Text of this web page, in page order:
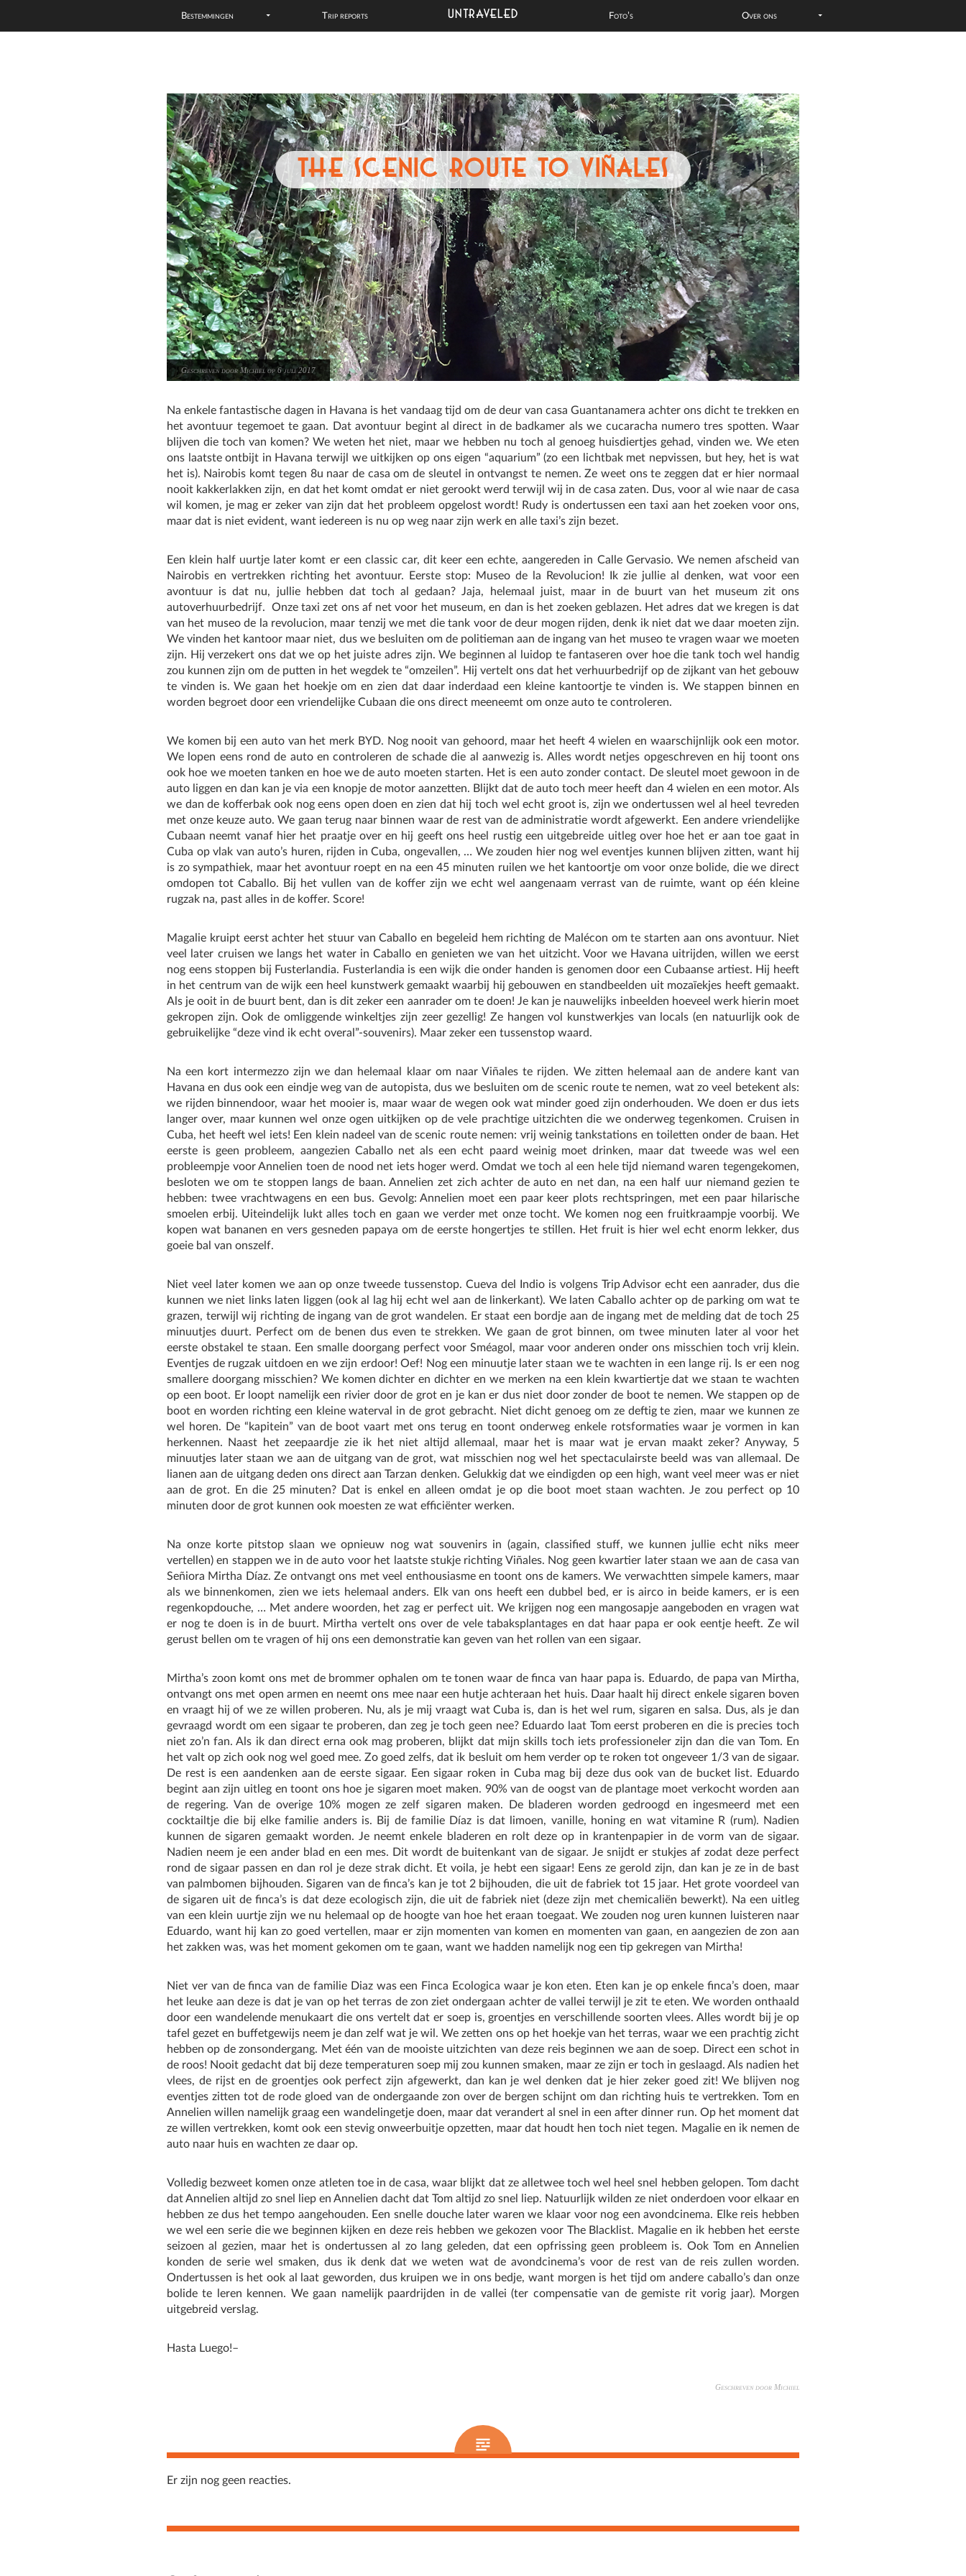
Bestemmingen Trip reports UNTRAVELED Foto’s Over ons
The scenic route to Viñales
Geschreven door Michiel op 6 juli 2017
Na enkele fantastische dagen in Havana is het vandaag tijd om de deur van casa Guantanamera achter ons dicht te trekken en
het avontuur tegemoet te gaan. Dat avontuur begint al direct in de badkamer als we cucaracha numero tres spotten. Waar
blijven die toch van komen? We weten het niet, maar we hebben nu toch al genoeg huisdiertjes gehad, vinden we. We eten
ons laatste ontbijt in Havana terwijl we uitkijken op ons eigen “aquarium” (zo een lichtbak met nepvissen, but hey, het is wat
het is). Nairobis komt tegen 8u naar de casa om de sleutel in ontvangst te nemen. Ze weet ons te zeggen dat er hier normaal
nooit kakkerlakken zijn, en dat het komt omdat er niet gerookt werd terwijl wij in de casa zaten. Dus, voor al wie naar de casa
wil komen, je mag er zeker van zijn dat het probleem opgelost wordt! Rudy is ondertussen een taxi aan het zoeken voor ons,
maar dat is niet evident, want iedereen is nu op weg naar zijn werk en alle taxi’s zijn bezet.
Een klein half uurtje later komt er een classic car, dit keer een echte, aangereden in Calle Gervasio. We nemen afscheid van
Nairobis en vertrekken richting het avontuur. Eerste stop: Museo de la Revolucion! Ik zie jullie al denken, wat voor een
avontuur is dat nu, jullie hebben dat toch al gedaan? Jaja, helemaal juist, maar in de buurt van het museum zit ons
autoverhuurbedrijf. Onze taxi zet ons af net voor het museum, en dan is het zoeken geblazen. Het adres dat we kregen is dat
van het museo de la revolucion, maar tenzij we met die tank voor de deur mogen rijden, denk ik niet dat we daar moeten zijn.
We vinden het kantoor maar niet, dus we besluiten om de politieman aan de ingang van het museo te vragen waar we moeten
zijn. Hij verzekert ons dat we op het juiste adres zijn. We beginnen al luidop te fantaseren over hoe die tank toch wel handig
zou kunnen zijn om de putten in het wegdek te “omzeilen”. Hij vertelt ons dat het verhuurbedrijf op de zijkant van het gebouw
te vinden is. We gaan het hoekje om en zien dat daar inderdaad een kleine kantoortje te vinden is. We stappen binnen en
worden begroet door een vriendelijke Cubaan die ons direct meeneemt om onze auto te controleren.
We komen bij een auto van het merk BYD. Nog nooit van gehoord, maar het heeft 4 wielen en waarschijnlijk ook een motor.
We lopen eens rond de auto en controleren de schade die al aanwezig is. Alles wordt netjes opgeschreven en hij toont ons
ook hoe we moeten tanken en hoe we de auto moeten starten. Het is een auto zonder contact. De sleutel moet gewoon in de
auto liggen en dan kan je via een knopje de motor aanzetten. Blijkt dat de auto toch meer heeft dan 4 wielen en een motor. Als
we dan de kofferbak ook nog eens open doen en zien dat hij toch wel echt groot is, zijn we ondertussen wel al heel tevreden
met onze keuze auto. We gaan terug naar binnen waar de rest van de administratie wordt afgewerkt. Een andere vriendelijke
Cubaan neemt vanaf hier het praatje over en hij geeft ons heel rustig een uitgebreide uitleg over hoe het er aan toe gaat in
Cuba op vlak van auto’s huren, rijden in Cuba, ongevallen, … We zouden hier nog wel eventjes kunnen blijven zitten, want hij
is zo sympathiek, maar het avontuur roept en na een 45 minuten ruilen we het kantoortje om voor onze bolide, die we direct
omdopen tot Caballo. Bij het vullen van de koffer zijn we echt wel aangenaam verrast van de ruimte, want op één kleine
rugzak na, past alles in de koffer. Score!
Magalie kruipt eerst achter het stuur van Caballo en begeleid hem richting de Malécon om te starten aan ons avontuur. Niet
veel later cruisen we langs het water in Caballo en genieten we van het uitzicht. Voor we Havana uitrijden, willen we eerst
nog eens stoppen bij Fusterlandia. Fusterlandia is een wijk die onder handen is genomen door een Cubaanse artiest. Hij heeft
in het centrum van de wijk een heel kunstwerk gemaakt waarbij hij gebouwen en standbeelden uit mozaïekjes heeft gemaakt.
Als je ooit in de buurt bent, dan is dit zeker een aanrader om te doen! Je kan je nauwelijks inbeelden hoeveel werk hierin moet
gekropen zijn. Ook de omliggende winkeltjes zijn zeer gezellig! Ze hangen vol kunstwerkjes van locals (en natuurlijk ook de
gebruikelijke “deze vind ik echt overal”-souvenirs). Maar zeker een tussenstop waard.
Na een kort intermezzo zijn we dan helemaal klaar om naar Viñales te rijden. We zitten helemaal aan de andere kant van
Havana en dus ook een eindje weg van de autopista, dus we besluiten om de scenic route te nemen, wat zo veel betekent als:
we rijden binnendoor, waar het mooier is, maar waar de wegen ook wat minder goed zijn onderhouden. We doen er dus iets
langer over, maar kunnen wel onze ogen uitkijken op de vele prachtige uitzichten die we onderweg tegenkomen. Cruisen in
Cuba, het heeft wel iets! Een klein nadeel van de scenic route nemen: vrij weinig tankstations en toiletten onder de baan. Het
eerste is geen probleem, aangezien Caballo net als een echt paard weinig moet drinken, maar dat tweede was wel een
probleempje voor Annelien toen de nood net iets hoger werd. Omdat we toch al een hele tijd niemand waren tegengekomen,
besloten we om te stoppen langs de baan. Annelien zet zich achter de auto en net dan, na een half uur niemand gezien te
hebben: twee vrachtwagens en een bus. Gevolg: Annelien moet een paar keer plots rechtspringen, met een paar hilarische
smoelen erbij. Uiteindelijk lukt alles toch en gaan we verder met onze tocht. We komen nog een fruitkraampje voorbij. We
kopen wat bananen en vers gesneden papaya om de eerste hongertjes te stillen. Het fruit is hier wel echt enorm lekker, dus
goeie bal van onszelf.
Niet veel later komen we aan op onze tweede tussenstop. Cueva del Indio is volgens Trip Advisor echt een aanrader, dus die
kunnen we niet links laten liggen (ook al lag hij echt wel aan de linkerkant). We laten Caballo achter op de parking om wat te
grazen, terwijl wij richting de ingang van de grot wandelen. Er staat een bordje aan de ingang met de melding dat de toch 25
minuutjes duurt. Perfect om de benen dus even te strekken. We gaan de grot binnen, om twee minuten later al voor het
eerste obstakel te staan. Een smalle doorgang perfect voor Sméagol, maar voor anderen onder ons misschien toch vrij klein.
Eventjes de rugzak uitdoen en we zijn erdoor! Oef! Nog een minuutje later staan we te wachten in een lange rij. Is er een nog
smallere doorgang misschien? We komen dichter en dichter en we merken na een klein kwartiertje dat we staan te wachten
op een boot. Er loopt namelijk een rivier door de grot en je kan er dus niet door zonder de boot te nemen. We stappen op de
boot en worden richting een kleine waterval in de grot gebracht. Niet dicht genoeg om ze deftig te zien, maar we kunnen ze
wel horen. De “kapitein” van de boot vaart met ons terug en toont onderweg enkele rotsformaties waar je vormen in kan
herkennen. Naast het zeepaardje zie ik het niet altijd allemaal, maar het is maar wat je ervan maakt zeker? Anyway, 5
minuutjes later staan we aan de uitgang van de grot, wat misschien nog wel het spectaculairste beeld was van allemaal. De
lianen aan de uitgang deden ons direct aan Tarzan denken. Gelukkig dat we eindigden op een high, want veel meer was er niet
aan de grot. En die 25 minuten? Dat is enkel en alleen omdat je op die boot moet staan wachten. Je zou perfect op 10
minuten door de grot kunnen ook moesten ze wat efficiënter werken.
Na onze korte pitstop slaan we opnieuw nog wat souvenirs in (again, classified stuff, we kunnen jullie echt niks meer
vertellen) en stappen we in de auto voor het laatste stukje richting Viñales. Nog geen kwartier later staan we aan de casa van
Señiora Mirtha Díaz. Ze ontvangt ons met veel enthousiasme en toont ons de kamers. We verwachtten simpele kamers, maar
als we binnenkomen, zien we iets helemaal anders. Elk van ons heeft een dubbel bed, er is airco in beide kamers, er is een
regenkopdouche, … Met andere woorden, het zag er perfect uit. We krijgen nog een mangosapje aangeboden en vragen wat
er nog te doen is in de buurt. Mirtha vertelt ons over de vele tabaksplantages en dat haar papa er ook eentje heeft. Ze wil
gerust bellen om te vragen of hij ons een demonstratie kan geven van het rollen van een sigaar.
Mirtha’s zoon komt ons met de brommer ophalen om te tonen waar de finca van haar papa is. Eduardo, de papa van Mirtha,
ontvangt ons met open armen en neemt ons mee naar een hutje achteraan het huis. Daar haalt hij direct enkele sigaren boven
en vraagt hij of we ze willen proberen. Nu, als je mij vraagt wat Cuba is, dan is het wel rum, sigaren en salsa. Dus, als je dan
gevraagd wordt om een sigaar te proberen, dan zeg je toch geen nee? Eduardo laat Tom eerst proberen en die is precies toch
niet zo’n fan. Als ik dan direct erna ook mag proberen, blijkt dat mijn skills toch iets professioneler zijn dan die van Tom. En
het valt op zich ook nog wel goed mee. Zo goed zelfs, dat ik besluit om hem verder op te roken tot ongeveer 1/3 van de sigaar.
De rest is een aandenken aan de eerste sigaar. Een sigaar roken in Cuba mag bij deze dus ook van de bucket list. Eduardo
begint aan zijn uitleg en toont ons hoe je sigaren moet maken. 90% van de oogst van de plantage moet verkocht worden aan
de regering. Van de overige 10% mogen ze zelf sigaren maken. De bladeren worden gedroogd en ingesmeerd met een
cocktailtje die bij elke familie anders is. Bij de familie Díaz is dat limoen, vanille, honing en wat vitamine R (rum). Nadien
kunnen de sigaren gemaakt worden. Je neemt enkele bladeren en rolt deze op in krantenpapier in de vorm van de sigaar.
Nadien neem je een ander blad en een mes. Dit wordt de buitenkant van de sigaar. Je snijdt er stukjes af zodat deze perfect
rond de sigaar passen en dan rol je deze strak dicht. Et voila, je hebt een sigaar! Eens ze gerold zijn, dan kan je ze in de bast
van palmbomen bijhouden. Sigaren van de finca’s kan je tot 2 bijhouden, die uit de fabriek tot 15 jaar. Het grote voordeel van
de sigaren uit de finca’s is dat deze ecologisch zijn, die uit de fabriek niet (deze zijn met chemicaliën bewerkt). Na een uitleg
van een klein uurtje zijn we nu helemaal op de hoogte van hoe het eraan toegaat. We zouden nog uren kunnen luisteren naar
Eduardo, want hij kan zo goed vertellen, maar er zijn momenten van komen en momenten van gaan, en aangezien de zon aan
het zakken was, was het moment gekomen om te gaan, want we hadden namelijk nog een tip gekregen van Mirtha!
Niet ver van de finca van de familie Diaz was een Finca Ecologica waar je kon eten. Eten kan je op enkele finca’s doen, maar
het leuke aan deze is dat je van op het terras de zon ziet ondergaan achter de vallei terwijl je zit te eten. We worden onthaald
door een wandelende menukaart die ons vertelt dat er soep is, groentjes en verschillende soorten vlees. Alles wordt bij je op
tafel gezet en buffetgewijs neem je dan zelf wat je wil. We zetten ons op het hoekje van het terras, waar we een prachtig zicht
hebben op de zonsondergang. Met één van de mooiste uitzichten van deze reis beginnen we aan de soep. Direct een schot in
de roos! Nooit gedacht dat bij deze temperaturen soep mij zou kunnen smaken, maar ze zijn er toch in geslaagd. Als nadien het
vlees, de rijst en de groentjes ook perfect zijn afgewerkt, dan kan je wel denken dat je hier zeker goed zit! We blijven nog
eventjes zitten tot de rode gloed van de ondergaande zon over de bergen schijnt om dan richting huis te vertrekken. Tom en
Annelien willen namelijk graag een wandelingetje doen, maar dat verandert al snel in een after dinner run. Op het moment dat
ze willen vertrekken, komt ook een stevig onweerbuitje opzetten, maar dat houdt hen toch niet tegen. Magalie en ik nemen de
auto naar huis en wachten ze daar op.
Volledig bezweet komen onze atleten toe in de casa, waar blijkt dat ze alletwee toch wel heel snel hebben gelopen. Tom dacht
dat Annelien altijd zo snel liep en Annelien dacht dat Tom altijd zo snel liep. Natuurlijk wilden ze niet onderdoen voor elkaar en
hebben ze dus het tempo aangehouden. Een snelle douche later waren we klaar voor nog een avondcinema. Elke reis hebben
we wel een serie die we beginnen kijken en deze reis hebben we gekozen voor The Blacklist. Magalie en ik hebben het eerste
seizoen al gezien, maar het is ondertussen al zo lang geleden, dat een opfrissing geen probleem is. Ook Tom en Annelien
konden de serie wel smaken, dus ik denk dat we weten wat de avondcinema’s voor de rest van de reis zullen worden.
Ondertussen is het ook al laat geworden, dus kruipen we in ons bedje, want morgen is het tijd om andere caballo’s dan onze
bolide te leren kennen. We gaan namelijk paardrijden in de vallei (ter compensatie van de gemiste rit vorig jaar). Morgen
uitgebreid verslag.
Hasta Luego!–
Geschreven door Michiel
Er zijn nog geen reacties.